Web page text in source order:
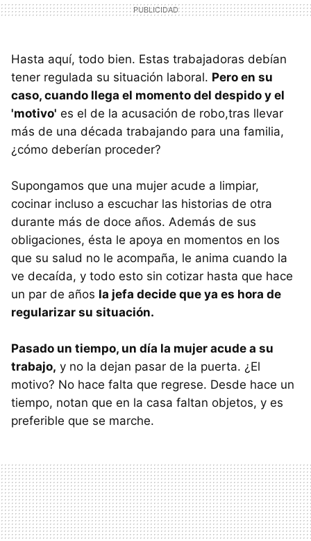
Hasta aquí, todo bien. Estas trabajadoras debían
tener regulada su situación laboral. Pero en su
caso, cuando llega el momento del despido y el
'motivo' es el de la acusación de robo,tras llevar
más de una década trabajando para una familia,
¿cómo deberían proceder?
Supongamos que una mujer acude a limpiar,
cocinar incluso a escuchar las historias de otra
durante más de doce años. Además de sus
obligaciones, ésta le apoya en momentos en los
que su salud no le acompaña, le anima cuando la
ve decaída, y todo esto sin cotizar hasta que hace
un par de años la jefa decide que ya es hora de
regularizar su situación.
Pasado un tiempo, un día la mujer acude a su
trabajo, y no la dejan pasar de la puerta. ¿El
motivo? No hace falta que regrese. Desde hace un
tiempo, notan que en la casa faltan objetos, y es
preferible que se marche.